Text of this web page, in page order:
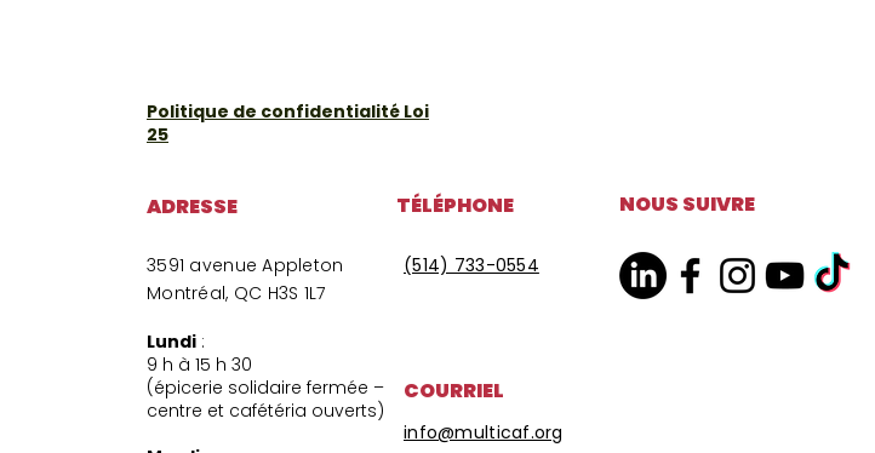
Politique de confidentialité Loi
25
ADRESSE
3591 avenue Appleton
Montréal, QC H3S 1L7
Lundi :
9 h à 15 h 30
(épicerie solidaire fermée –
centre et cafétéria ouverts)
TÉLÉPHONE
(514) 733-0554
COURRIEL
info@multicaf.org
NOUS SUIVRE